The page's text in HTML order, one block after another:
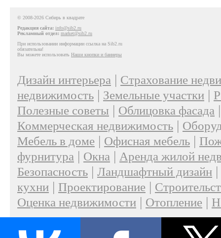
© 2008-2026 Сибирь в квадрате
Редакция сайта: info@sib2.ru
Рекламный отдел: market@sib2.ru
При использовании информации ссылка на Sib2.ru
обязательна!
Вы можете использовать Наши кнопки и баннеры
Дизайн интерьера | Страхование
недвижимость | Земельные участки |
Полезные советы | Облицовка фасада
Коммерческая недвижимость |
Мебель в доме | Офисная мебель |
фурнитура | Окна | Аренда жилой
Безопасность | Ландшафтный дизайн |
кухни | Проектирование |
Оценка недвижимости | Отопление |
О проекте|